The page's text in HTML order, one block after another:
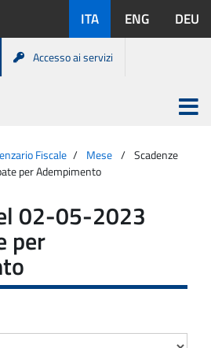
disponibili:
ITA ENG DEU
Accesso ai servizi
Apri
menu
Fiscale Mese
Scadenze
per Adempimento
02-05-2023
per